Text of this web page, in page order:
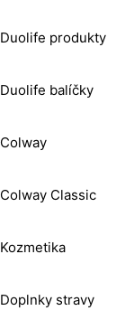
Duolife produkty
Duolife balíčky
Colway
Colway Classic
Kozmetika
Doplnky stravy